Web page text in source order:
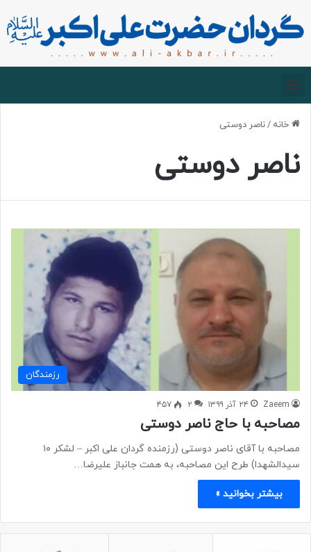
خانه /ناصر دوستی
ناصر دوستی
رزمندگان
Zaeem ۲۴ آذر ۱۳۹۹ ۲ ۴۵۷
مصاحبه با حاج ناصر دوستی
مصاحبه با آقای ناصر دوستی (رزمنده گردان علی اکبر – لشکر ۱۰
سیدالشهدا) طرح این مصاحبه، به همت جانباز علیرضا…
بیشتر بخوانید »